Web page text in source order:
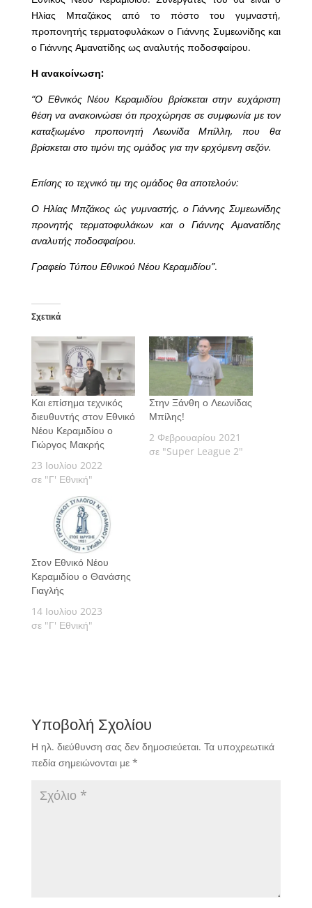
Ηλίας Μπαζάκος από το πόστο του γυμναστή,
προπονητής τερματοφυλάκων ο Γιάννης Συμεωνίδης και
ο Γιάννης Αμανατίδης ως αναλυτής ποδοσφαίρου.
Η ανακοίνωση:
“Ο Εθνικός Νέου Κεραμιδίου βρίσκεται στην ευχάριστη
θέση να ανακοινώσει ότι προχώρησε σε συμφωνία με τον
καταξιωμένο προπονητή Λεωνίδα Μπίλλη, που θα
βρίσκεται στο τιμόνι της ομάδος για την ερχόμενη σεζόν.
Επίσης το τεχνικό τιμ της ομάδος θα αποτελούν:
Ο Ηλίας Μπζάκος ώς γυμναστής, ο Γιάννης Συμεωνίδης
προνητής τερματοφυλάκων και ο Γιάννης Αμανατίδης
αναλυτής ποδοσφαίρου.
Γραφείο Τύπου Εθνικού Νέου Κεραμιδίου”.
Σχετικά
Και επίσημα τεχνικός
διευθυντής στον Εθνικό
Νέου Κεραμιδίου ο
Γιώργος Μακρής
23 Ιουλίου 2022
σε "Γ' Εθνική"
Στην Ξάνθη ο Λεωνίδας
Μπίλης!
2 Φεβρουαρίου 2021
σε "Super League 2"
Στον Εθνικό Νέου
Κεραμιδίου ο Θανάσης
Γιαγλής
14 Ιουλίου 2023
σε "Γ' Εθνική"
Υποβολή Σχολίου
Η ηλ. διεύθυνση σας δεν δημοσιεύεται. Τα υποχρεωτικά
πεδία σημειώνονται με *